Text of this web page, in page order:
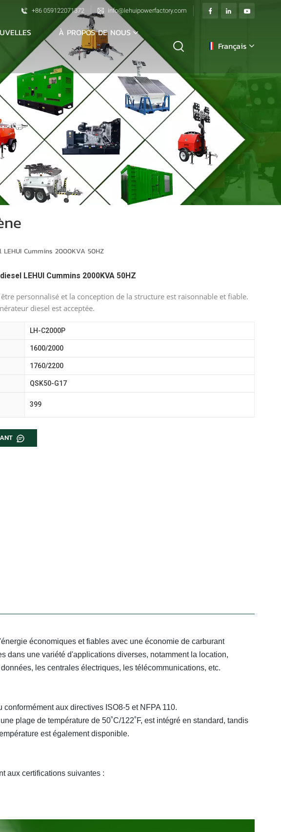
+86 059122071372 info@lehuipowerfactory.com
À PROPOS DE NOUS
Français
français
Deutsch
italiano
русский
español
Cummins 2000KVA 50HZ
LEHUI Cummins 2000KVA 50HZ
personnalisé et la conception de la structure est raisonnable et fiable.
diesel est acceptée.
LH-C2000P
1600/2000
1760/2200
QSK50-G17
399
économiques et fiables avec une économie de carburant
dans une variété d'applications diverses, notamment la location,
les centrales électriques, les télécommunications, etc.
aux directives ISO8-5 et NFPA 110.
plage de température de 50˚C/122˚F, est intégré en standard, tandis
est également disponible.
aux certifications suivantes :